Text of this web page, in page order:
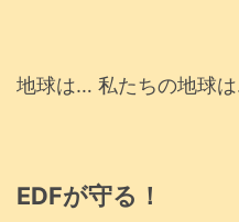
地球は… 私たちの地球
EDFが守る！